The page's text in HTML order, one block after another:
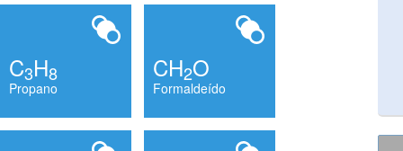
C3H8
Propano
CH2O
Formaldeído